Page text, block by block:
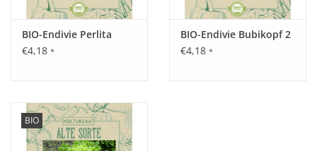
BIO-Endivie Perlita
€4,18 *
BIO-Endivie Bubikopf 2
€4,18 *
BIO